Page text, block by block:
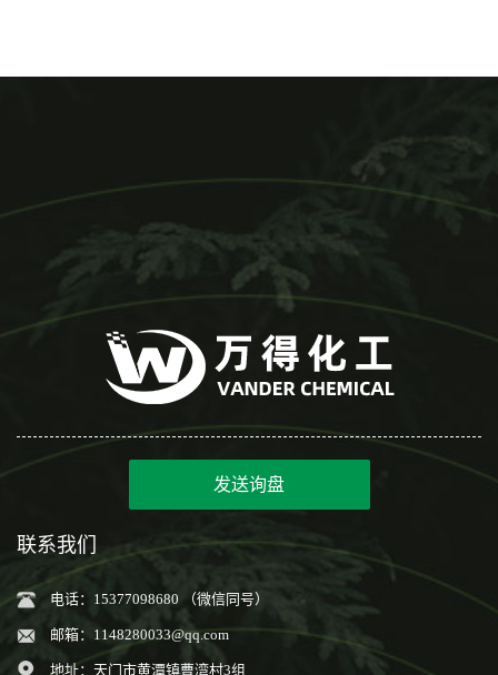
发送询盘
联系我们
电话：15377098680 （微信同号）
邮箱： 1148280033@qq.com
地址：天门市黄潭镇曹湾村3组